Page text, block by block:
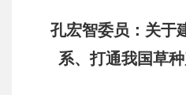
孔宏智委员：关于
系、打通我国草